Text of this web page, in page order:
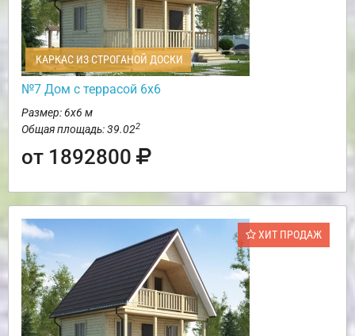
КАРКАС ИЗ СТРОГАНОЙ ДОСКИ
№7 Дом с террасой 6х6
Размер: 6х6 м
Общая площадь: 39.022
от 1892800
ХИТ ПРОДАЖ